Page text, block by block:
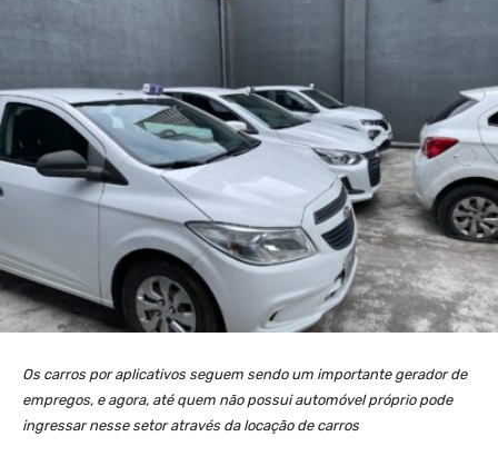
Os carros por aplicativos seguem sendo um importante gerador de
empregos, e agora, até quem não possui automóvel próprio pode
ingressar nesse setor através da locação de carros